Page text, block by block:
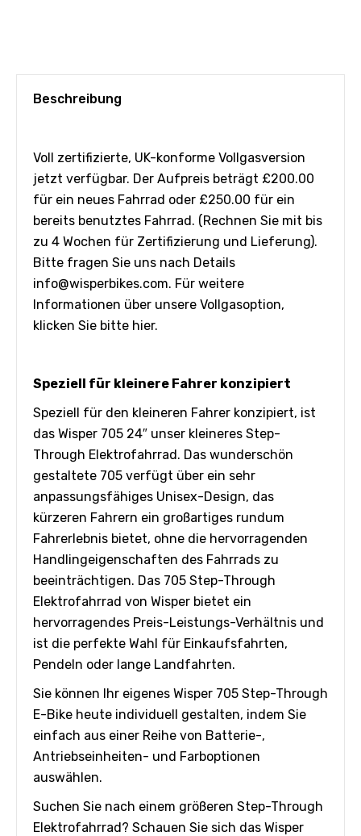
Beschreibung
Voll zertifizierte, UK-konforme Vollgasversion
jetzt verfügbar. Der Aufpreis beträgt £200.00
für ein neues Fahrrad oder £250.00 für ein
bereits benutztes Fahrrad. (Rechnen Sie mit bis
zu 4 Wochen für Zertifizierung und Lieferung).
Bitte fragen Sie uns nach Details
info@wisperbikes.com. Für weitere
Informationen über unsere Vollgasoption,
klicken Sie bitte hier.
Speziell für kleinere Fahrer konzipiert
Speziell für den kleineren Fahrer konzipiert, ist
das Wisper 705 24″ unser kleineres Step-
Through Elektrofahrrad. Das wunderschön
gestaltete 705 verfügt über ein sehr
anpassungsfähiges Unisex-Design, das
kürzeren Fahrern ein großartiges rundum
Fahrerlebnis bietet, ohne die hervorragenden
Handlingeigenschaften des Fahrrads zu
beeinträchtigen. Das 705 Step-Through
Elektrofahrrad von Wisper bietet ein
hervorragendes Preis-Leistungs-Verhältnis und
ist die perfekte Wahl für Einkaufsfahrten,
Pendeln oder lange Landfahrten.
Sie können Ihr eigenes Wisper 705 Step-Through
E-Bike heute individuell gestalten, indem Sie
einfach aus einer Reihe von Batterie-,
Antriebseinheiten- und Farboptionen
auswählen.
Suchen Sie nach einem größeren Step-Through
Elektrofahrrad? Schauen Sie sich das Wisper